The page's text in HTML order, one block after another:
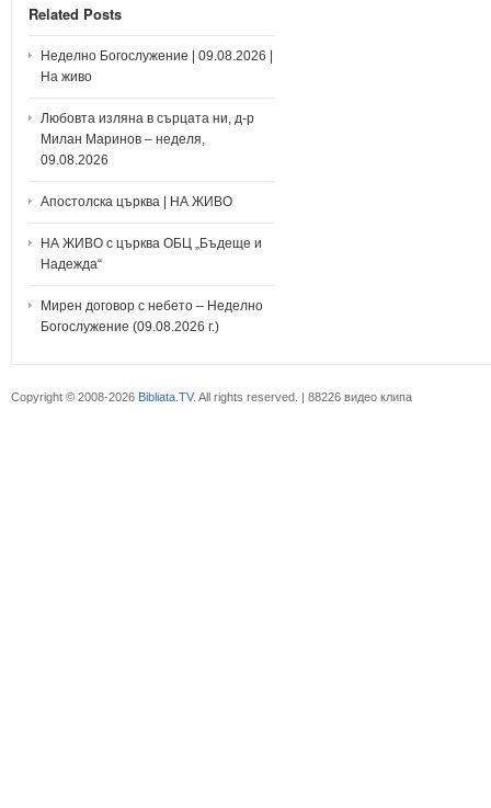
Related Posts
Неделно Богослужение | 09.08.2026 |
На живо
Любовта изляна в сърцата ни, д-р
Милан Маринов – неделя,
09.08.2026
Апостолска църква | НА ЖИВО
НА ЖИВО с църква ОБЦ „Бъдеще и
Надежда“
Мирен договор с небето – Неделно
Богослужение (09.08.2026 г.)
Copyright © 2008-2026 Bibliata.TV. All rights reserved. | 88226 видео клипа